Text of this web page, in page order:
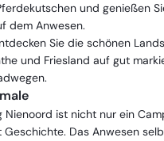
und genießen
dem Anwesen.
Sie die schönen
und Friesland auf gut
Nienoord ist nicht nur ein
Das Anwesen